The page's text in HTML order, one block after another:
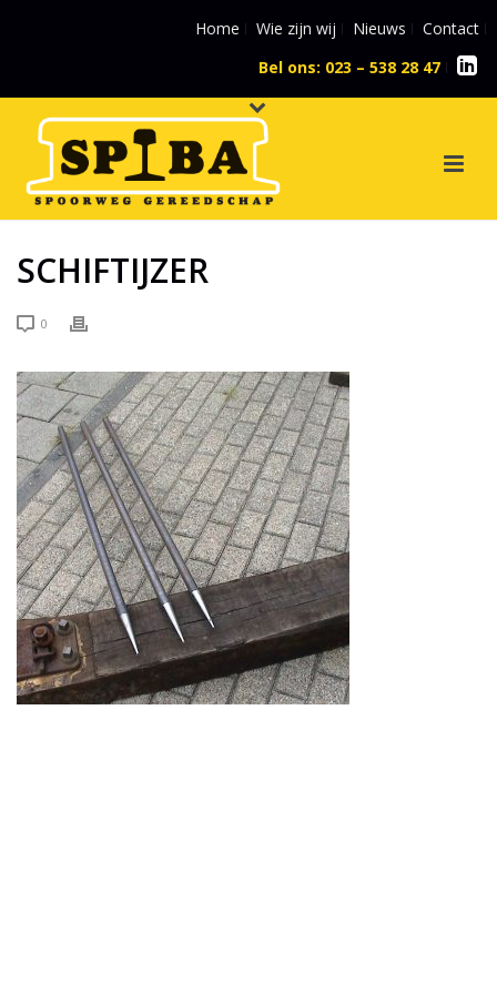
Home Wie zijn wij Nieuws
Contact
Bel ons: 023 – 538 28 47
SCHIFTIJZER
0